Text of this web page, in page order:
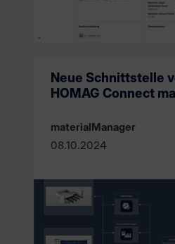
Neue Schnittstelle
HOMAG Connect
materialManager
08.10.2024